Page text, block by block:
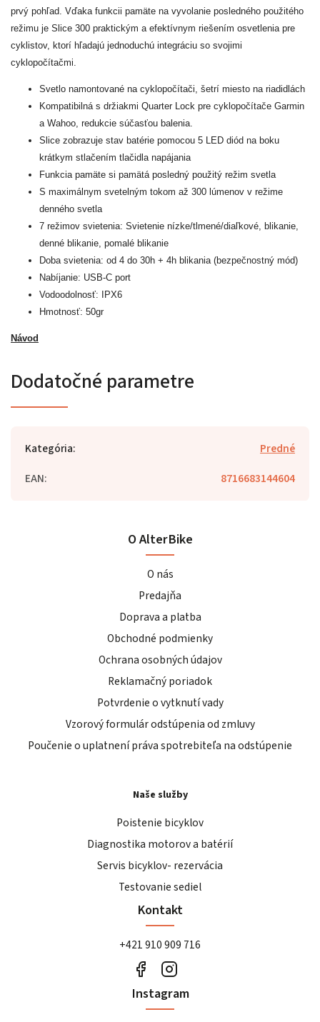
prvý pohľad. Vďaka funkcii pamäte na vyvolanie posledného použitého
režimu je Slice 300 praktickým a efektívnym riešením osvetlenia pre
cyklistov, ktorí hľadajú jednoduchú integráciu so svojimi
cyklopočítačmi.
Svetlo namontované na cyklopočítači, šetrí miesto na riadidlách
Kompatibilná s držiakmi Quarter Lock pre cyklopočítače Garmin
a Wahoo, redukcie súčasťou balenia.
Slice zobrazuje stav batérie pomocou 5 LED diód na boku
krátkym stlačením tlačidla napájania
Funkcia pamäte si pamätá posledný použitý režim svetla
S maximálnym svetelným tokom až 300 lúmenov v režime
denného svetla
7 režimov svietenia: Svietenie nízke/tlmené/diaľkové, blikanie,
denné blikanie, pomalé blikanie
Doba svietenia: od 4 do 30h + 4h blikania (bezpečnostný mód)
Nabíjanie: USB-C port
Vodoodolnosť: IPX6
Hmotnosť: 50gr
Návod
Dodatočné parametre
Kategória:
Predné
EAN: 8716683144604
O AlterBike
O nás
Predajňa
Doprava a platba
Obchodné podmienky
Ochrana osobných údajov
Reklamačný poriadok
Potvrdenie o vytknutí vady
Vzorový formulár odstúpenia od zmluvy
Poučenie o uplatnení práva spotrebiteľa na odstúpenie
Naše služby
Poistenie bicyklov
Diagnostika motorov a batérií
Servis bicyklov- rezervácia
Testovanie sediel
Kontakt
+421 910 909 716
Instagram